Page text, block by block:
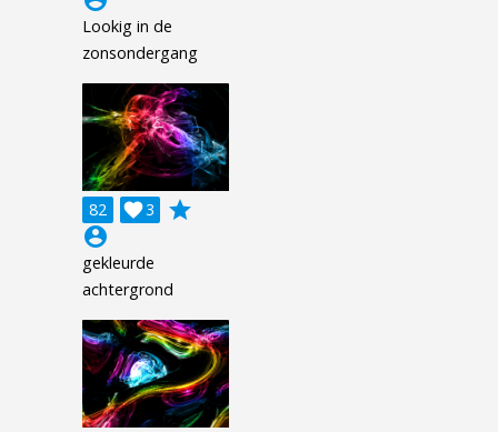
Lookig in de
zonsondergang
82 3

grade
account_circle
gekleurde
achtergrond